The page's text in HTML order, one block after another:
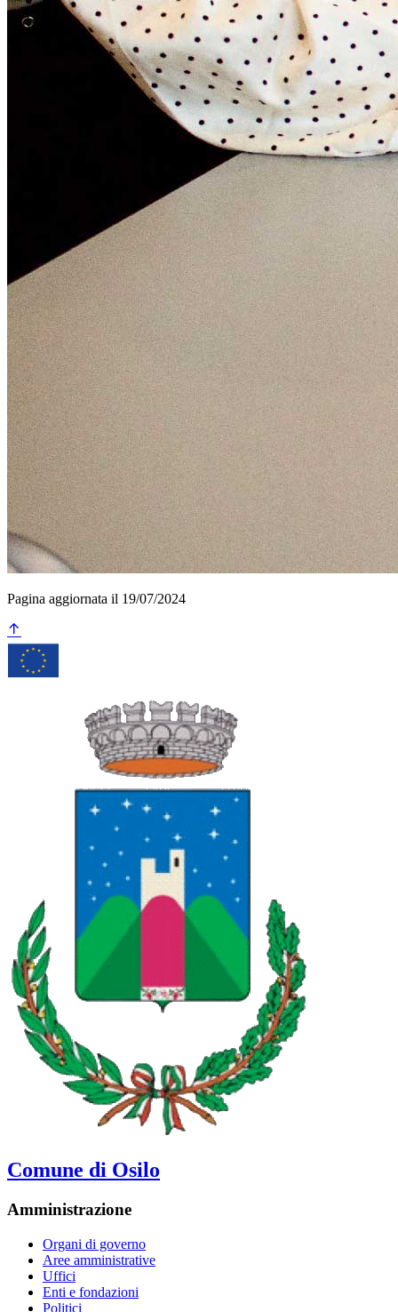
Pagina aggiornata il 19/07/2024
Comune di Osilo
Amministrazione
Organi di governo
Aree amministrative
Uffici
Enti e fondazioni
Politici